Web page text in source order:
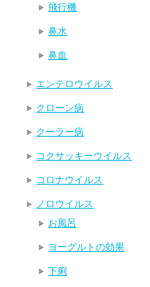
飛行機
鼻水
鼻血
エンテロウイルス
クローン病
クーラー病
コクサッキーウイルス
コロナウイルス
ノロウイルス
お風呂
ヨーグルトの効果
下痢